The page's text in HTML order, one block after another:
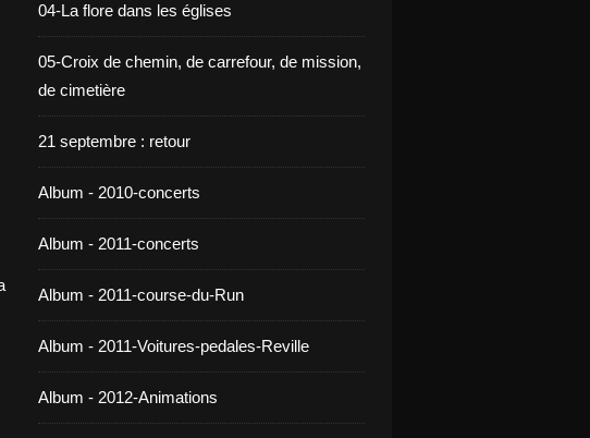
04-La flore dans les églises
05-Croix de chemin, de carrefour, de mission,
de cimetière
21 septembre : retour
Album - 2010-concerts
Album - 2011-concerts
Album - 2011-course-du-Run
Album - 2011-Voitures-pedales-Reville
Album - 2012-Animations